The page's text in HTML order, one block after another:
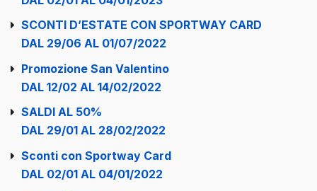
SCONTI D’ESTATE CON SPORTWAY CARD
DAL 29/06 AL 01/07/2022
Promozione San Valentino
DAL 12/02 AL 14/02/2022
SALDI AL 50%
DAL 29/01 AL 28/02/2022
Sconti con Sportway Card
DAL 02/01 AL 04/01/2022